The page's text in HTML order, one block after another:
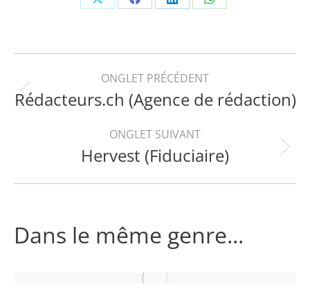
Share
X
Share
Facebook
Share
LinkedIn
Share
WhatsApp
Navigation
de
commentaire
ONGLET PRÉCÉDENT
Onglet
Rédacteurs.ch (Agence de rédaction)
ONGLET SUIVANT
Projets
Hervest (Fiduciaire)
Dans le même genre...